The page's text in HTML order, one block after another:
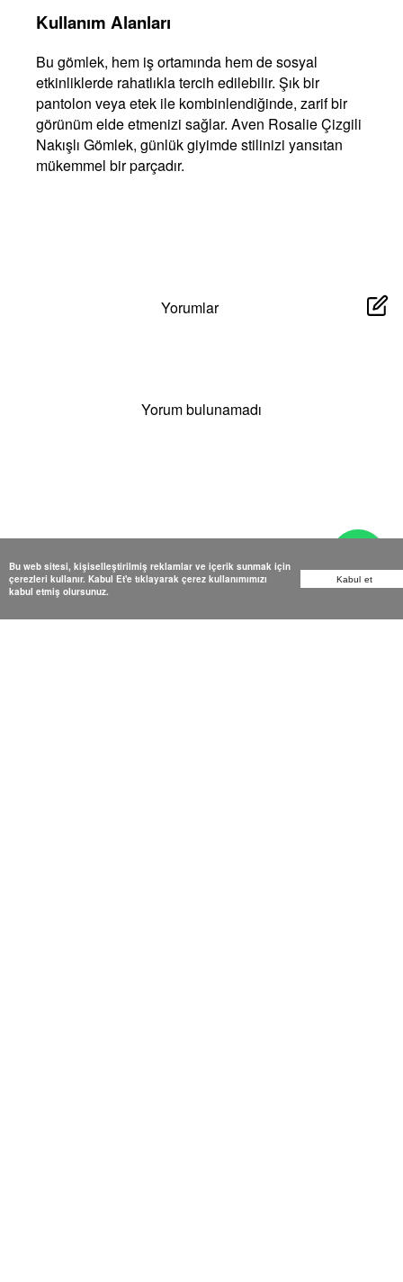
Bu web sitesi, kişiselleştirilmiş reklamlar ve içerik sunmak için
çerezleri kullanır. Kabul Et'e tıklayarak çerez kullanımımızı
kabul etmiş olursunuz.
Kabul et
Kullanım Alanları
Bu gömlek, hem iş ortamında hem de sosyal
etkinliklerde rahatlıkla tercih edilebilir. Şık bir
pantolon veya etek ile kombinlendiğinde, zarif bir
görünüm elde etmenizi sağlar. Aven Rosalie Çizgili
Nakışlı Gömlek, günlük giyimde stilinizi yansıtan
mükemmel bir parçadır.
Yorumlar
Yorum bulunamadı